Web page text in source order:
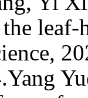
leaf-